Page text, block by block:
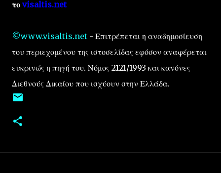
το visaltis.net
©www.visaltis.net - Επιτρέπεται η αναδημοσίευση
του περιεχομένου της ιστοσελίδας εφόσον αναφέρεται
ευκρινώς η πηγή του. Νόμος 2121/1993 και κανόνες
Διεθνούς Δικαίου που ισχύουν στην Ελλάδα.